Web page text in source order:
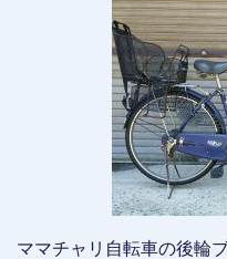
ママチャリ自転車の後輪